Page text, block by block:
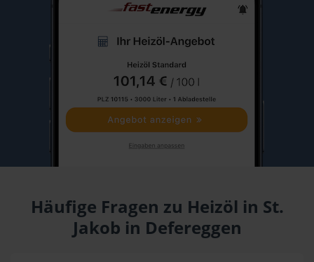
Häufige Fragen zu Heizöl in St.
Jakob in Defereggen